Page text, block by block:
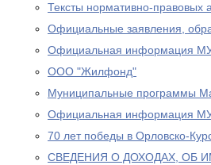
Тексты нормативно-правовых
Официальные заявления,
Официальная информация
ООО "Жилфонд"
Муниципальные программы
Официальная информация
70 лет победы в Орловско-
СВЕДЕНИЯ О ДОХОДАХ, ОБ